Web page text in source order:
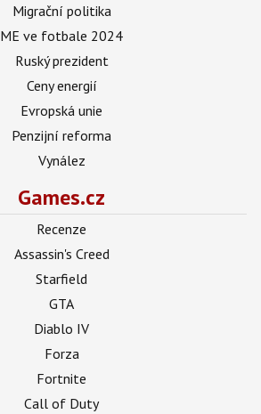
Migrační politika
ME ve fotbale 2024
Ruský prezident
Ceny energií
Evropská unie
Penzijní reforma
Vynález
Games.cz
Recenze
Assassin's Creed
Starfield
GTA
Diablo IV
Forza
Fortnite
Call of Duty